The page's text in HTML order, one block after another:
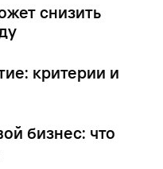
снизить
критерии и
бизнес: что